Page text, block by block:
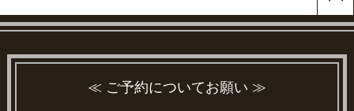
≪ ご予約についてお願い ≫